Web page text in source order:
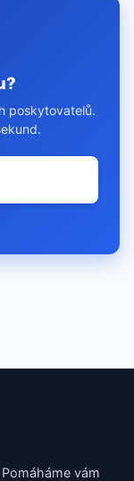
poskytovatelů.
vám